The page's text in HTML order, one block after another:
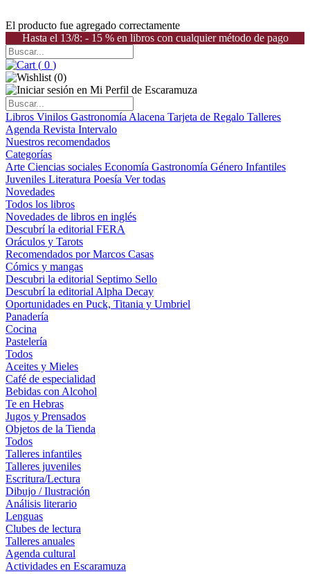
El producto fue agregado correctamente
Hasta el 13/8: - 15 % en libros con cualquier método de pago
( 0 )
(0)
Libros Vinilos Gastronomía Alacena Tarjeta de Regalo Talleres
Agenda Revista Intervalo
Nuestros recomendados
Categorías
Arte Ciencias sociales Economía Gastronomía Género Infantiles
Juveniles Literatura Poesía Ver todas
Novedades
Todos los libros
Novedades de libros en inglés
Descubrí la editorial FERA
Oráculos y Tarots
Recomendados por Marcos Casas
Cómics y mangas
Descubri la editorial Septimo Sello
Descubrí la editorial Alpha Decay
Oportunidades en Puck, Titania y Umbriel
Panadería
Cocina
Pastelería
Todos
Aceites y Mieles
Café de especialidad
Bebidas con Alcohol
Te en Hebras
Jugos y Prensados
Objetos de la Tienda
Todos
Talleres infantiles
Talleres juveniles
Escritura/Lectura
Dibujo / Ilustración
Análisis literario
Lenguas
Clubes de lectura
Talleres anuales
Agenda cultural
Actividades en Escaramuza